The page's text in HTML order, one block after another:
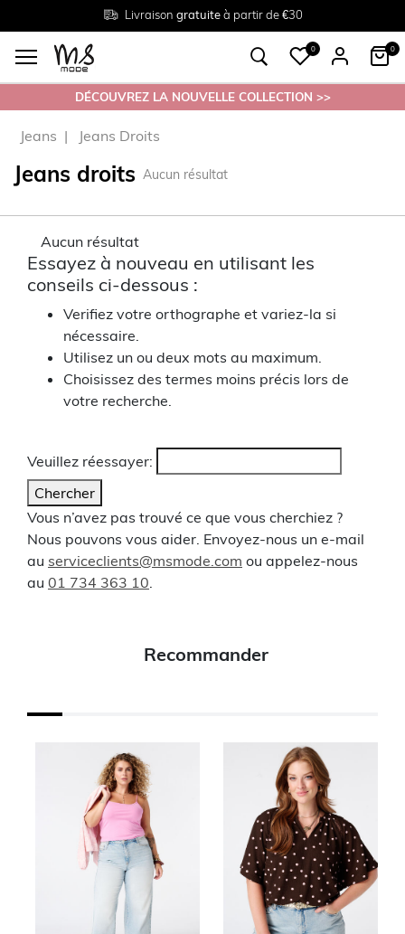
Livraison gratuiteà partir de €30
Tailles du38 au 54
Retourgratuit en magasin
0 0
DÉCOUVREZ LA NOUVELLE COLLECTION >>
Jeans Jeans Droits
Jeans droits Aucun résultat
Aucun résultat
Essayez à nouveau en utilisant les
conseils ci-dessous :
Verifiez votre orthographe et variez-la si
nécessaire.
Utilisez un ou deux mots au maximum.
Choisissez des termes moins précis lors de
votre recherche.
Veuillez réessayer:
Chercher
Vous n’avez pas trouvé ce que vous cherchiez ?
Nous pouvons vous aider. Envoyez-nous un e-mail
au serviceclients@msmode.com ou appelez-nous
au 01 734 363 10
Recommander